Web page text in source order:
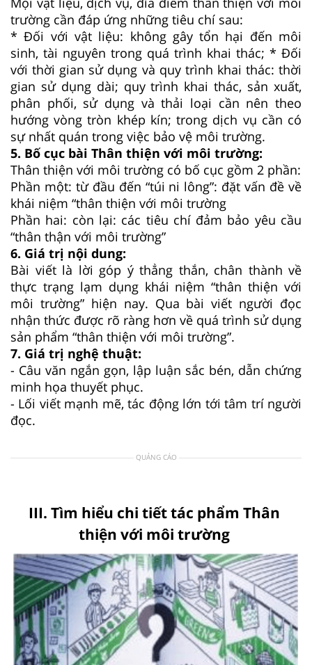
trường cần đáp ứng những tiêu chí sau:
* Đối với vật liệu: không gây tổn hại đến môi
sinh, tài nguyên trong quá trình khai thác; * Đối
với thời gian sử dụng và quy trình khai thác: thời
gian sử dụng dài; quy trình khai thác, sản xuất,
phân phối, sử dụng và thải loại cần nên theo
hướng vòng tròn khép kín; trong dịch vụ cần có
sự nhất quán trong việc bảo vệ môi trường.
5. Bố cục bài Thân thiện với môi trường:
Thân thiện với môi trường có bố cục gồm 2 phần:
Phần một: từ đầu đến “túi ni lông”: đặt vấn đề về
khái niệm “thân thiện với môi trường
Phần hai: còn lại: các tiêu chí đảm bảo yêu cầu
“thân thận với môi trường”
6. Giá trị nội dung:
Bài viết là lời góp ý thẳng thắn, chân thành về
thực trạng lạm dụng khái niệm “thân thiện với
môi trường” hiện nay. Qua bài viết người đọc
nhận thức được rõ ràng hơn về quá trình sử dụng
sản phẩm “thân thiện với môi trường”.
7. Giá trị nghệ thuật:
- Câu văn ngắn gọn, lập luận sắc bén, dẫn chứng
minh họa thuyết phục.
- Lối viết mạnh mẽ, tác động lớn tới tâm trí người
đọc.
QUẢNG CÁO
III. Tìm hiểu chi tiết tác phẩm Thân
thiện với môi trường